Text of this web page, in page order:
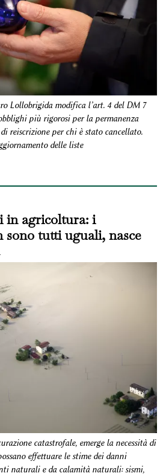
Lollobrigida modifica l’art. 4 del DM 7
più rigorosi per la permanenza
reiscrizione per chi è stato cancellato.
delle liste
in agricoltura: i
sono tutti uguali, nasce
catastrofale, emerge la necessità di
effettuare le stime dei danni
naturali e da calamità naturali: sismi,